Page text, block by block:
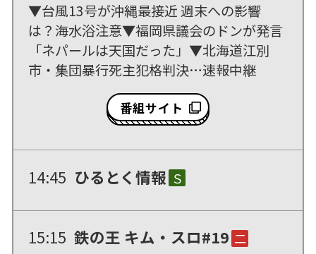
▼台風13号が沖縄最接近 週末への影響
は？海水浴注意▼福岡県議会のドンが発言
「ネパールは天国だった」▼北海道江別
市・集団暴行死主犯格判決…速報中継
番組サイト
14:45 ひるとく情報 Ｓ
15:15 鉄の王 キム・スロ#19 二